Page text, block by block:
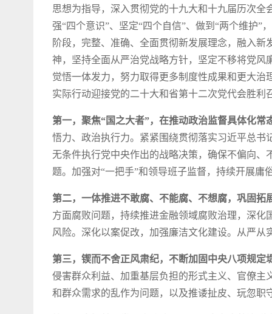
思想为指导，深入贯彻党的十九大和十九届历次
强“四个意识”、坚定“四个自信”、做到“两个维护
阶段，完整、准确、全面贯彻新发展理念，融入
神，坚持全面从严治党战略方针，坚定不移将党
觉悟一体发力，努力取得更多制度性成果和更大
实际行动迎接党的二十大和省第十二次党代会胜利
第一，聚焦“国之大者”，在推动政治监督具体化常
悟力、政治执行力。紧紧围绕贯彻落实习近平总
无条件执行党中央作出的战略决策，确保不偏向
题。加强对“一把手”和领导班子监督，持续开展庸
第二，一体推进不敢腐、不能腐、不想腐，巩固拓
方面腐败问题，持续推进金融领域腐败治理，深
风险。深化以案促改，加强廉洁文化建设。从严从
第三，锲而不舍正风肃纪，不断加固中央八项规定
侵害群众利益、加重基层负担的形式主义、官僚
和群众需求的乱作为问题，以及推诿扯皮、玩忽